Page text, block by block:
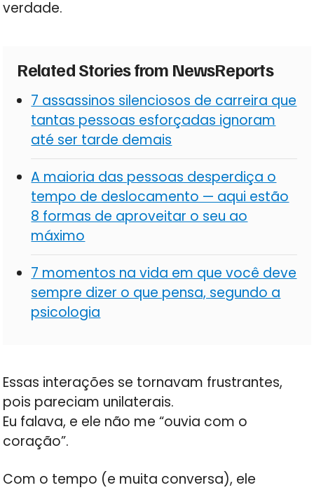
verdade.
Related Stories from NewsReports
7 assassinos silenciosos de carreira que
tantas pessoas esforçadas ignoram
até ser tarde demais
A maioria das pessoas desperdiça o
tempo de deslocamento — aqui estão
8 formas de aproveitar o seu ao
máximo
7 momentos na vida em que você deve
sempre dizer o que pensa, segundo a
psicologia
Essas interações se tornavam frustrantes,
pois pareciam unilaterais.
Eu falava, e ele não me “ouvia com o
coração”.
Com o tempo (e muita conversa), ele